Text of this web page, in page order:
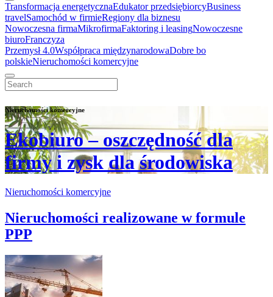
Transformacja energetycznaEdukator przedsiębiorcyBusiness
travelSamochód w firmieRegiony dla biznesu
Nowoczesna firmaMikrofirmaFaktoring i leasingNowoczesne
biuroFranczyza
Przemysł 4.0Współpraca międzynarodowaDobre bo
polskieNieruchomości komercyjne
Nieruchomości komercyjne
Ekobiuro – oszczędność dla
firmy i zysk dla środowiska
Nieruchomości komercyjne
Nieruchomości realizowane w formule
PPP